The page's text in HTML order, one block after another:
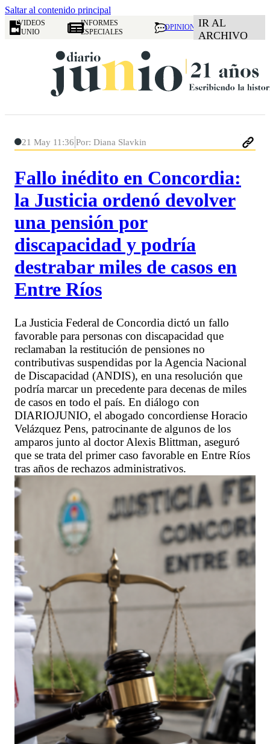
Saltar al contenido principal
VIDEOS
JUNIO
INFORMES
ESPECIALES
OPINION IR AL
ARCHIVO
21 May 11:36 Por: Diana Slavkin
Fallo inédito en Concordia:
la Justicia ordenó devolver
una pensión por
discapacidad y podría
destrabar miles de casos en
Entre Ríos
La Justicia Federal de Concordia dictó un fallo
favorable para personas con discapacidad que
reclamaban la restitución de pensiones no
contributivas suspendidas por la Agencia Nacional
de Discapacidad (ANDIS), en una resolución que
podría marcar un precedente para decenas de miles
de casos en todo el país. En diálogo con
DIARIOJUNIO, el abogado concordiense Horacio
Velázquez Pens, patrocinante de algunos de los
amparos junto al doctor Alexis Blittman, aseguró
que se trata del primer caso favorable en Entre Ríos
tras años de rechazos administrativos.